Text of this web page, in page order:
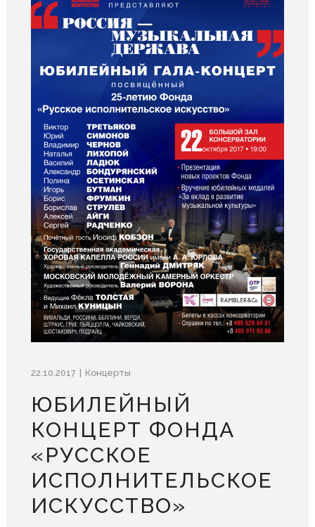
22.10.2017 Концерты
ЮБИЛЕЙНЫЙ
КОНЦЕРТ ФОНДА
«РУССКОЕ
ИСПОЛНИТЕЛЬСКОЕ
ИСКУССТВО»